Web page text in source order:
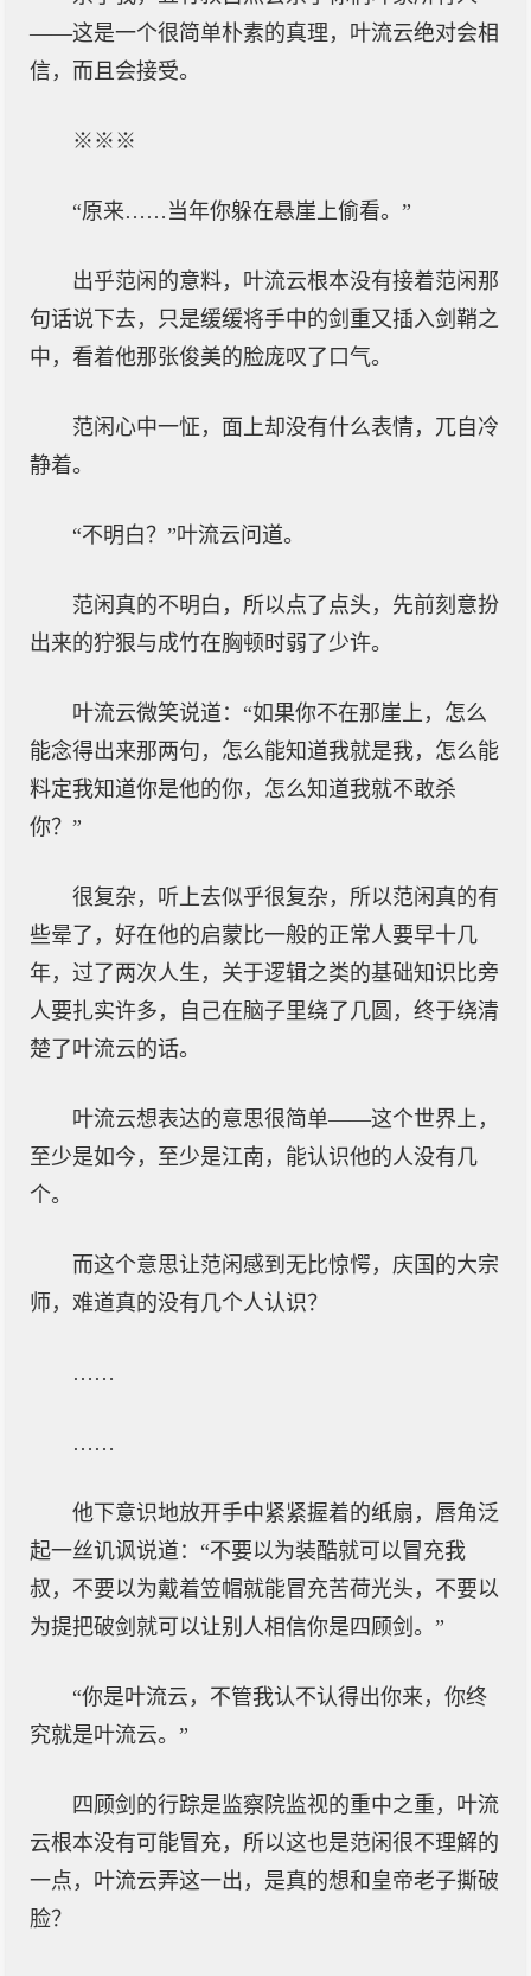
——这是一个很简单朴素的真理，叶流云绝对会相
信，而且会接受。
※※※
“原来……当年你躲在悬崖上偷看。”
出乎范闲的意料，叶流云根本没有接着范闲那
句话说下去，只是缓缓将手中的剑重又插入剑鞘之
中，看着他那张俊美的脸庞叹了口气。
范闲心中一怔，面上却没有什么表情，兀自冷
静着。
“不明白？”叶流云问道。
范闲真的不明白，所以点了点头，先前刻意扮
出来的狞狠与成竹在胸顿时弱了少许。
叶流云微笑说道：“如果你不在那崖上，怎么
能念得出来那两句，怎么能知道我就是我，怎么能
料定我知道你是他的你，怎么知道我就不敢杀
你？”
很复杂，听上去似乎很复杂，所以范闲真的有
些晕了，好在他的启蒙比一般的正常人要早十几
年，过了两次人生，关于逻辑之类的基础知识比旁
人要扎实许多，自己在脑子里绕了几圆，终于绕清
楚了叶流云的话。
叶流云想表达的意思很简单——这个世界上，
至少是如今，至少是江南，能认识他的人没有几
个。
而这个意思让范闲感到无比惊愕，庆国的大宗
师，难道真的没有几个人认识？
……
……
他下意识地放开手中紧紧握着的纸扇，唇角泛
起一丝讥讽说道：“不要以为装酷就可以冒充我
叔，不要以为戴着笠帽就能冒充苦荷光头，不要以
为提把破剑就可以让别人相信你是四顾剑。”
“你是叶流云，不管我认不认得出你来，你终
究就是叶流云。”
四顾剑的行踪是监察院监视的重中之重，叶流
云根本没有可能冒充，所以这也是范闲很不理解的
一点，叶流云弄这一出，是真的想和皇帝老子撕破
脸？